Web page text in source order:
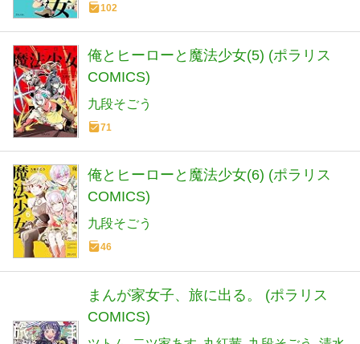
102
俺とヒーローと魔法少女(5) (ポラリス
COMICS)
九段そごう
71
俺とヒーローと魔法少女(6) (ポラリス
COMICS)
九段そごう
46
まんが家女子、旅に出る。 (ポラリス
COMICS)